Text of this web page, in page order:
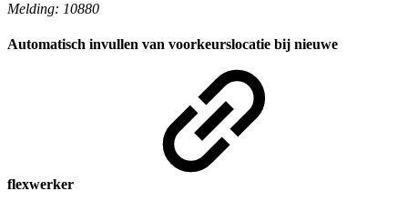
Melding: 10880
Automatisch invullen van voorkeurslocatie bij nieuwe
flexwerker